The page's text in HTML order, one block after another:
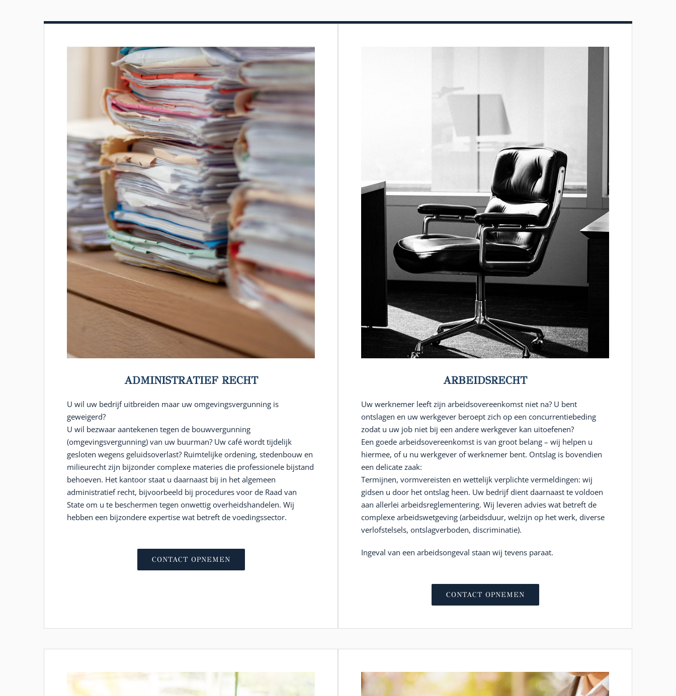
ADMINISTRATIEF RECHT
U wil uw bedrijf uitbreiden maar uw omgevingsvergunning is
geweigerd?
U wil bezwaar aantekenen tegen de bouwvergunning
(omgevingsvergunning) van uw buurman? Uw café wordt tijdelijk
gesloten wegens geluidsoverlast? Ruimtelijke ordening, stedenbouw en
milieurecht zijn bijzonder complexe materies die professionele bijstand
behoeven. Het kantoor staat u daarnaast bij in het algemeen
administratief recht, bijvoorbeeld bij procedures voor de Raad van
State om u te beschermen tegen onwettig overheidshandelen. Wij
hebben een bijzondere expertise wat betreft de voedingssector.
CONTACT OPNEMEN
ARBEIDSRECHT
Uw werknemer leeft zijn arbeidsovereenkomst niet na? U bent
ontslagen en uw werkgever beroept zich op een concurrentiebeding
zodat u uw job niet bij een andere werkgever kan uitoefenen?
Een goede arbeidsovereenkomst is van groot belang – wij helpen u
hiermee, of u nu werkgever of werknemer bent. Ontslag is bovendien
een delicate zaak:
Termijnen, vormvereisten en wettelijk verplichte vermeldingen: wij
gidsen u door het ontslag heen. Uw bedrijf dient daarnaast te voldoen
aan allerlei arbeidsreglementering. Wij leveren advies wat betreft de
complexe arbeidswetgeving (arbeidsduur, welzijn op het werk, diverse
verlofstelsels, ontslagverboden, discriminatie).
Ingeval van een arbeidsongeval staan wij tevens paraat.
CONTACT OPNEMEN